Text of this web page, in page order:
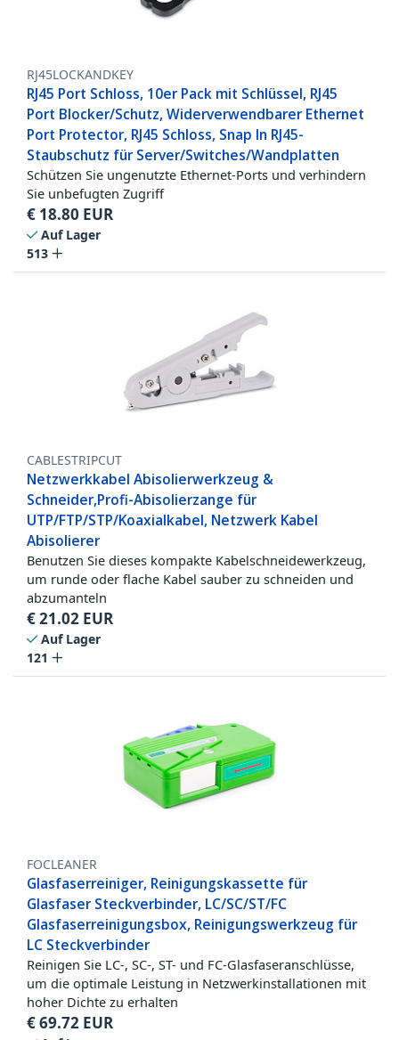
RJ45LOCKANDKEY
RJ45 Port Schloss, 10er Pack mit Schlüssel, RJ45
Port Blocker/Schutz, Widerverwendbarer Ethernet
Port Protector, RJ45 Schloss, Snap In RJ45-
Staubschutz für Server/Switches/Wandplatten
Schützen Sie ungenutzte Ethernet-Ports und verhindern
Sie unbefugten Zugriff
€ 18.80 EUR
Auf Lager
513
CABLESTRIPCUT
Netzwerkkabel Abisolierwerkzeug &
Schneider,Profi-Abisolierzange für
UTP/FTP/STP/Koaxialkabel, Netzwerk Kabel
Abisolierer
Benutzen Sie dieses kompakte Kabelschneidewerkzeug,
um runde oder flache Kabel sauber zu schneiden und
abzumanteln
€21.02 EUR
Auf Lager
121
FOCLEANER
Glasfaserreiniger, Reinigungskassette für
Glasfaser Steckverbinder, LC/SC/ST/FC
Glasfaserreinigungsbox, Reinigungswerkzeug für
LC Steckverbinder
Reinigen Sie LC-, SC-, ST- und FC-Glasfaseranschlüsse,
um die optimale Leistung in Netzwerkinstallationen mit
hoher Dichte zu erhalten
€69.72 EUR